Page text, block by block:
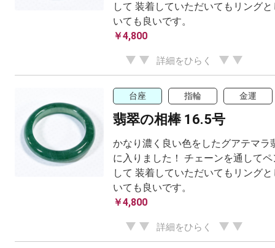
して 装着していただいてもリング
いても良いです。
￥4,800
詳細をひらく
台座 指輪 金運
翡翠の相棒 16.5号
かなり濃く良い色をしたグアテマラ
に入りました！ チェーンを通して
して 装着していただいてもリング
いても良いです。
￥4,800
詳細をひらく